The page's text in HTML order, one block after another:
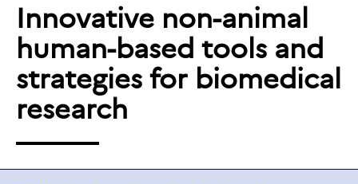
TOPIC:
Innovative non-animal
human-based tools and
strategies for biomedical
research